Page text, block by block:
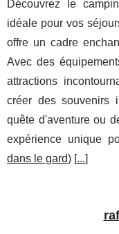
Découvrez le
idéale pour vos
offre un cadre
Avec des
attractions
créer des souvenirs
quête d'aventure ou
expérience unique
dans le gard) [...]